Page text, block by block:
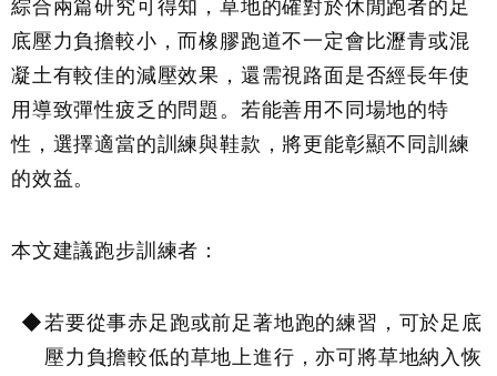
綜合兩篇研究可得知，草地的確對於休閒跑者的足
底壓力負擔較小，而橡膠跑道不一定會比瀝青或混
凝土有較佳的減壓效果，還需視路面是否經長年使
用導致彈性疲乏的問題。若能善用不同場地的特
性，選擇適當的訓練與鞋款，將更能彰顯不同訓練
的效益。
本文建議跑步訓練者：
若要從事赤足跑或前足著地跑的練習，可於足底
壓力負擔較低的草地上進行，亦可將草地納入恢